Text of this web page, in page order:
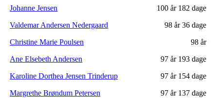
Johanne Jensen 100 år 182 dage
Valdemar Andersen Nedergaard 98 år 36 dage
Christine Marie Poulsen 98 år
Ane Elsebeth Andersen 97 år 193 dage
Karoline Dorthea Jensen Trinderup 97 år 154 dage
Margrethe Brøndum Petersen 97 år 137 dage